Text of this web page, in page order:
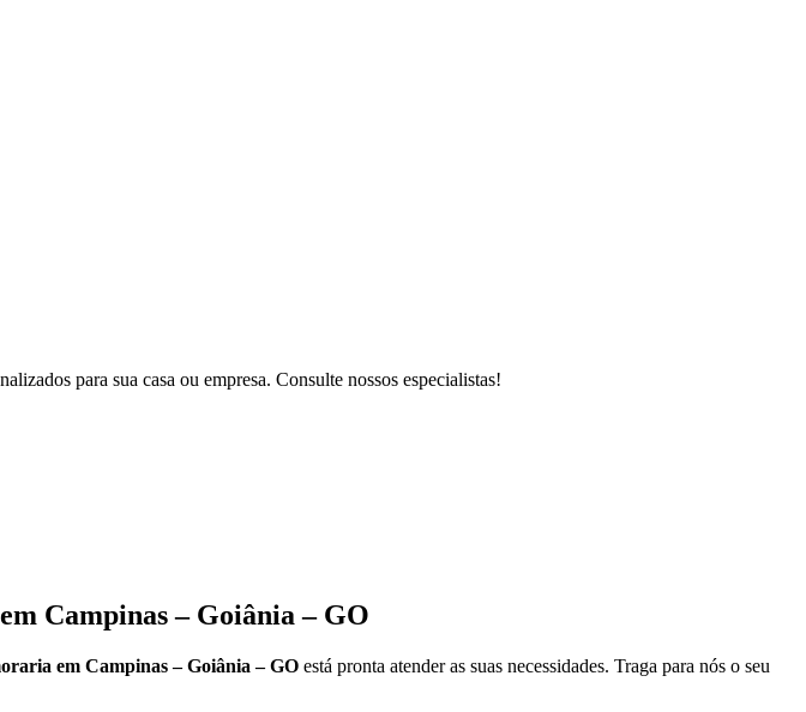
para sua casa ou empresa. Consulte nossos especialistas!
Campinas – Goiânia – GO
em Campinas – Goiânia – GO está pronta atender as suas necessidades. Traga para nós o seu